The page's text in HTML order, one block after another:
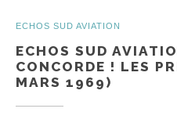
ECHOS SUD AVIATION
ECHOS SUD
CONCORDE ! LES
MARS 1969)